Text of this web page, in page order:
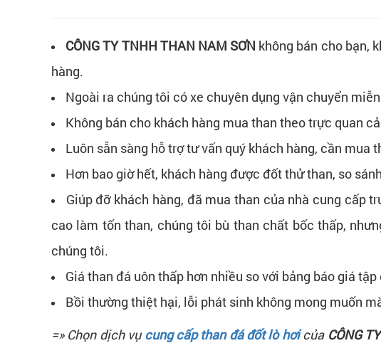
CÔNG TY TNHH THAN NAM SƠN không bán cho bạn,
hàng.
Ngoài ra chúng tôi có xe chuyên dụng vận chuyển
Không bán cho khách hàng mua than theo trực quan
Luôn sẵn sàng hỗ trợ tư vấn quý khách hàng, cần mua
Hơn bao giờ hết, khách hàng được đốt thử than, so
Giúp đỡ khách hàng, đã mua than của nhà cung cấp
cao làm tốn than, chúng tôi bù than chất bốc thấp,
chúng tôi.
Giá than đá uôn thấp hơn nhiều so với bảng báo giá tập
Bồi thường thiệt hại, lỗi phát sinh không mong muốn
=» Chọn dịch vụcung cấp than đá đốt lò hơicủa CÔNG